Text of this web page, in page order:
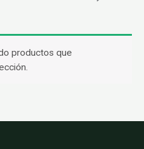
productos que